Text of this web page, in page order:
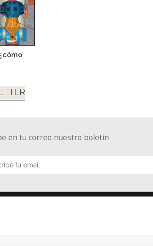
en tu correo nuestro boletín